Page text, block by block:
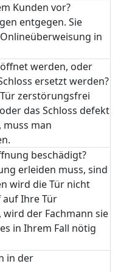
Kunden vor?
entgegen. Sie
in
werden, oder
ersetzt werden?
zerstörungsfrei
das Schloss defekt
man
beschädigt?
erleiden muss, sind
wird die Tür nicht
auf Ihre Tür
der Fachmann sie
in Ihrem Fall nötig
in der